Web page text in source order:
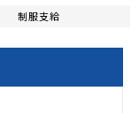
制服支給